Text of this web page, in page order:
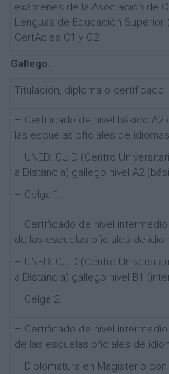
exámenes de la Asociación de
Lenguas de Educación Superior
CertAcles C1 y C2
Gallego:
Titulación, diploma o certificado
– Certificado de nivel básico A2
las escuelas oficiales de
– UNED. CUID (Centro
a Distancia) gallego nivel A2
– Celga 1.
– Certificado de nivel
de las escuelas oficiales de
– UNED. CUID (Centro
a Distancia) gallego nivel B1
– Celga 2.
– Certificado de nivel
de las escuelas oficiales de
– Diplomatura en Magisterio